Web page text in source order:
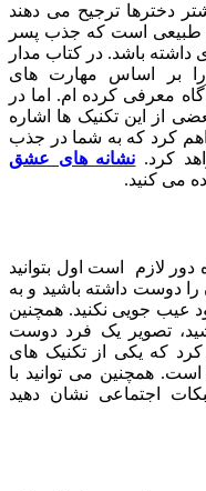
دخترها ترجیح می دهند
طبیعی است که جذب پسر
داشته باشد. در کتاب مدار
بر اساس مهارت های
معرفی کرده ام. اما در
از این تکنیک ها اشاره
کرد که به شما در جذب
کرد. نشانه های عشق
می کنید.
لازم است اول بتوانید
را دوست داشته باشید و به
عیب جویی نکنید. همچنین
تصویر یک فرد دوست
کرد که یکی از تکنیک های
همچنین می توانید با
اجتماعی نشان دهید